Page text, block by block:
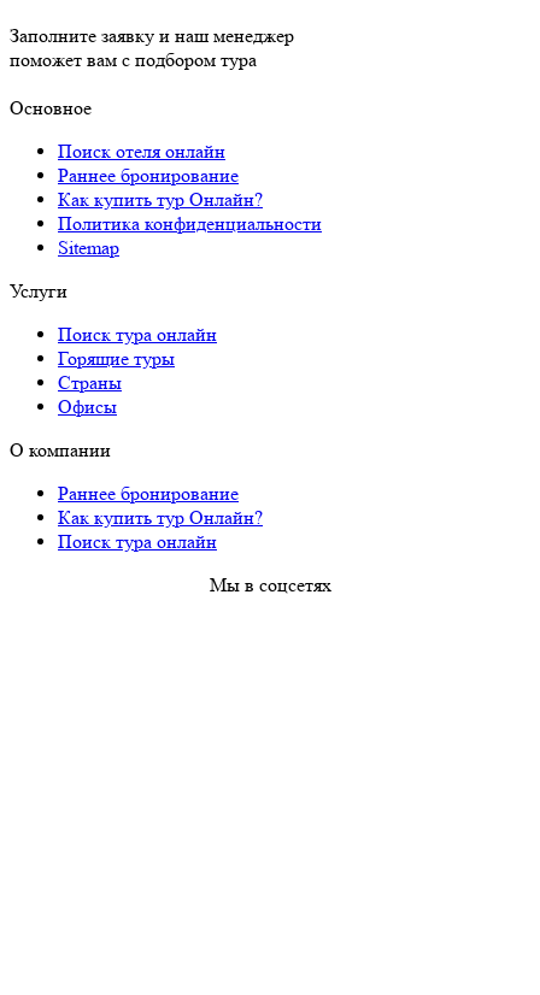
Заполните заявку и наш менеджер
поможет вам с подбором тура
Основное
Поиск отеля онлайн
Раннее бронирование
Как купить тур Онлайн?
Политика конфиденциальности
Sitemap
Услуги
Поиск тура онлайн
Горящие туры
Страны
Офисы
О компании
Раннее бронирование
Как купить тур Онлайн?
Поиск тура онлайн
Мы в соцсетях